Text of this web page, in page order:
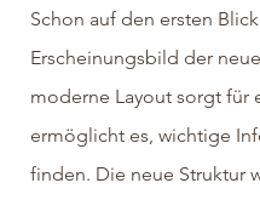
Schon auf den ersten
Erscheinungsbild der
moderne Layout sorgt für
ermöglicht es, wichtige
finden. Die neue Struktur